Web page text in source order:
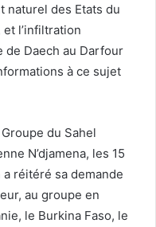
naturel des Etats du
et l’infiltration
de Daech au Darfour
à ce sujet
du Sahel
N’djamena, les 15
réitéré sa demande
au groupe en
le Burkina Faso, le